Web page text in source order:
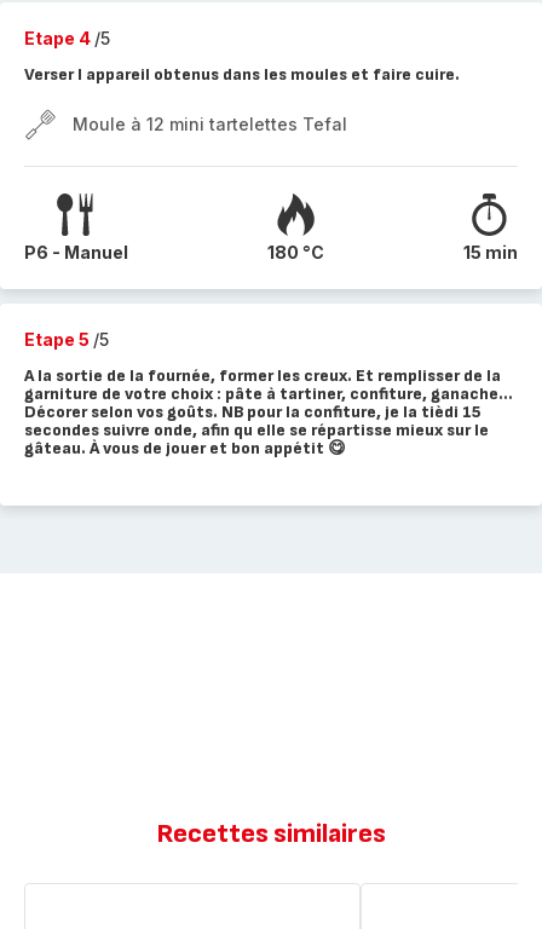
Etape 4 /5
Verser l appareil obtenus dans les moules et faire cuire.
Moule à 12 mini tartelettes Tefal
P6 - Manuel 180 °C 15 min
Etape 5 /5
A la sortie de la fournée, former les creux. Et remplisser de la
garniture de votre choix : pâte à tartiner, confiture, ganache...
Décorer selon vos goûts. NB pour la confiture, je la tièdi 15
secondes suivre onde, afin qu elle se répartisse mieux sur le
gâteau. À vous de jouer et bon appétit 😋
Recettes similaires